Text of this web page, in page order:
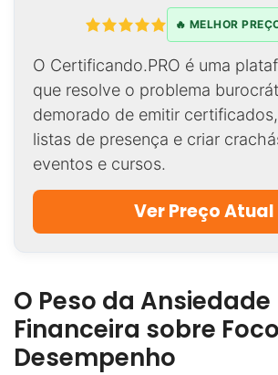
🔥 MELHOR
O Certificando.PRO é uma
que resolve o problema
demorado de emitir
listas de presença e criar
eventos e cursos.
Ver Preço Atual
O Peso da Ansiedade
Financeira sobre
Desempenho